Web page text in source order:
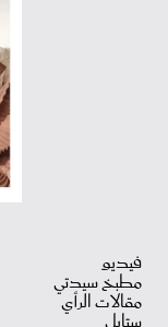
فيديو
مطبخ سيدتي
مقالات الرأي